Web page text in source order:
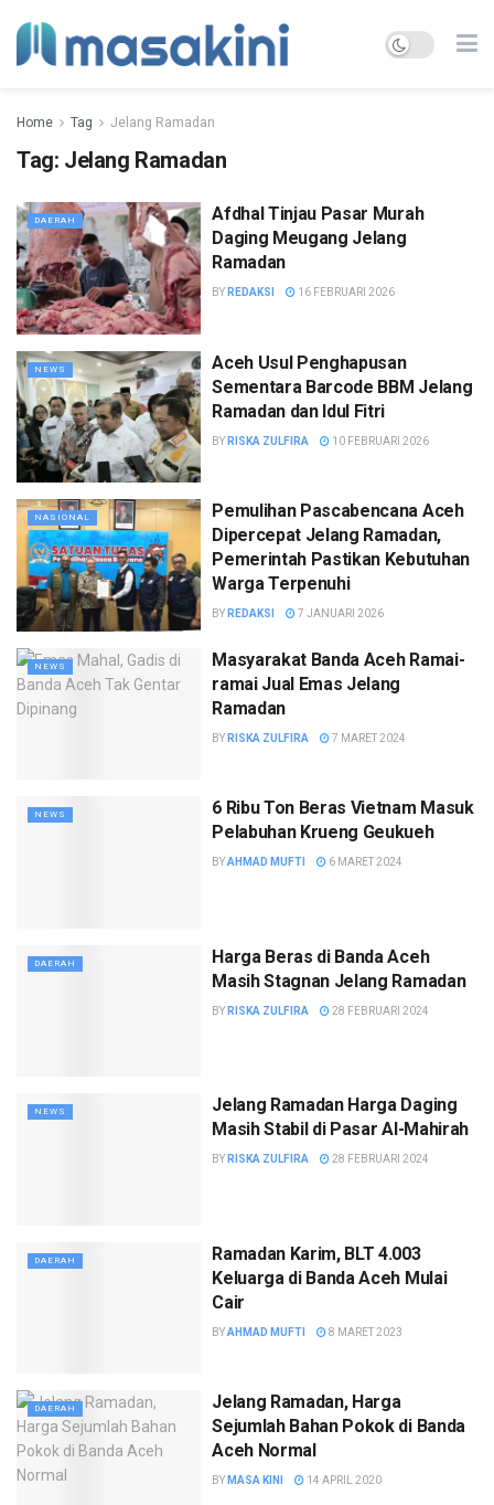
Home Tag Jelang Ramadan
Tag: Jelang Ramadan
DAERAH
Afdhal Tinjau Pasar Murah
Daging Meugang Jelang
Ramadan
BY REDAKSI 16 FEBRUARI 2026
NEWS
Aceh Usul Penghapusan
Sementara Barcode BBM Jelang
Ramadan dan Idul Fitri
BY RISKA ZULFIRA 10 FEBRUARI 2026
NASIONAL
Pemulihan Pascabencana Aceh
Dipercepat Jelang Ramadan,
Pemerintah Pastikan Kebutuhan
Warga Terpenuhi
BY REDAKSI 7 JANUARI 2026
NEWS
Masyarakat Banda Aceh Ramai-
ramai Jual Emas Jelang
Ramadan
BY RISKA ZULFIRA 7 MARET 2024
NEWS
6 Ribu Ton Beras Vietnam Masuk
Pelabuhan Krueng Geukueh
BYAHMAD MUFTI 6 MARET 2024
DAERAH
Harga Beras di Banda Aceh
Masih Stagnan Jelang Ramadan
BY RISKA ZULFIRA 28 FEBRUARI 2024
NEWS
Jelang Ramadan Harga Daging
Masih Stabil di Pasar Al-Mahirah
BY RISKA ZULFIRA 28 FEBRUARI 2024
DAERAH
Ramadan Karim, BLT 4.003
Keluarga di Banda Aceh Mulai
Cair
BYAHMAD MUFTI 8 MARET 2023
DAERAH
Jelang Ramadan, Harga
Sejumlah Bahan Pokok di Banda
Aceh Normal
BY MASA KINI 14 APRIL 2020